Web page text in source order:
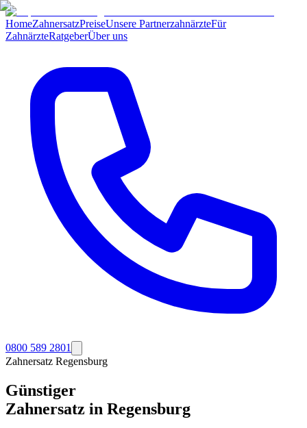
HomeZahnersatzPreiseUnsere PartnerzahnärzteFür
ZahnärzteRatgeberÜber uns
0800 589 2801
Zahnersatz Regensburg
Günstiger
Zahnersatz in Regensburg